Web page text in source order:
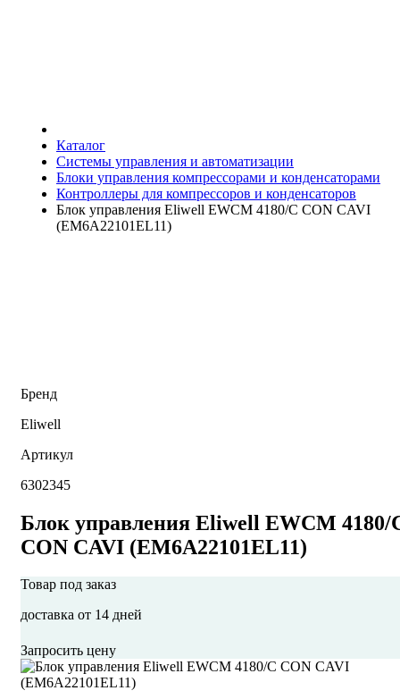
Каталог
Системы управления и автоматизации
Блоки управления компрессорами и конденсаторами
Контроллеры для компрессоров и конденсаторов
Блок управления Eliwell EWCM 4180/C CON CAVI
(EM6A22101EL11)
Бренд
Eliwell
Артикул
6302345
Блок управления Eliwell EWCM 4180/
CON CAVI (EM6A22101EL11)
Товар под заказ
доставка от 14 дней
Запросить цену